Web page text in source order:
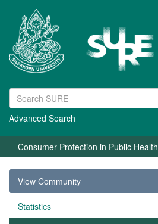
Advanced Search
Consumer Protection in Public Health
View Community
Statistics